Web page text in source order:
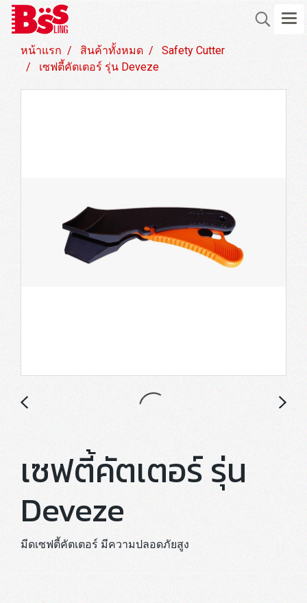
หน้าแรก สินค้าทั้งหมด
Safety Cutter
เซฟตี้คัตเตอร์ รุ่น Deveze
เซฟตี้คัตเตอร์ รุ่น
Deveze
มีดเซฟตี้คัตเตอร์ มีความปลอดภัยสูง